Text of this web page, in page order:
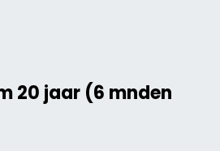
20 jaar (6 mnden